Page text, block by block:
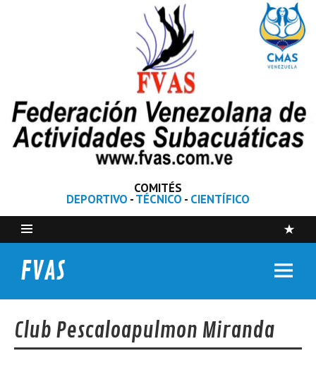
COMITÉS
DEPORTIVO -TÉCNICO - CIENTÍFICO
FVAS
Club Pescaloapulmon Miranda